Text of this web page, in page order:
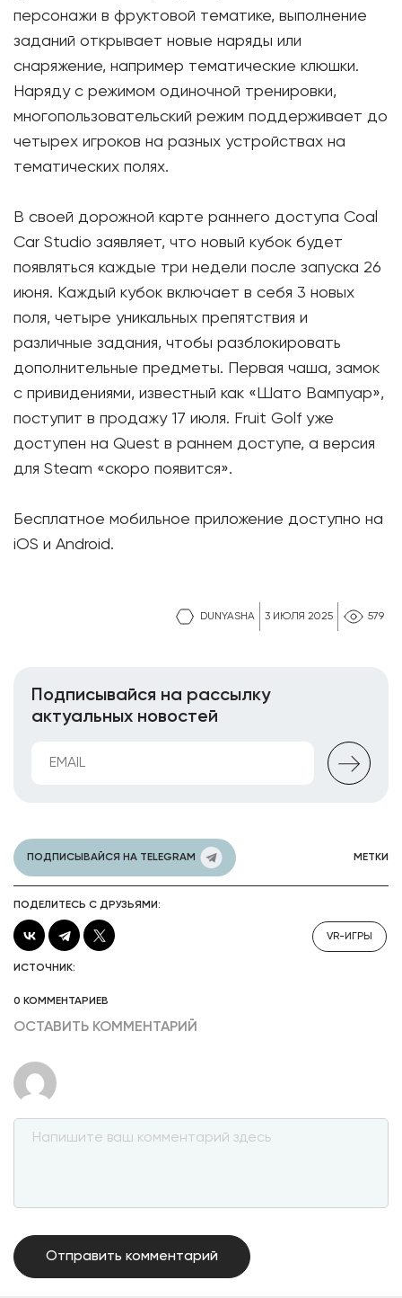
DUNYASHA 3 ИЮЛЯ 2025 579
персонажи в фруктовой тематике, выполнение
заданий открывает новые наряды или
снаряжение, например тематические клюшки.
Наряду с режимом одиночной тренировки,
многопользовательский режим поддерживает до
четырех игроков на разных устройствах на
тематических полях.
В своей дорожной карте раннего доступа Coal
Car Studio заявляет, что новый кубок будет
появляться каждые три недели после запуска 26
июня. Каждый кубок включает в себя 3 новых
поля, четыре уникальных препятствия и
различные задания, чтобы разблокировать
дополнительные предметы. Первая чаша, замок
с привидениями, известный как «Шато Вампуар»,
поступит в продажу 17 июля. Fruit Golf уже
доступен на Quest в раннем доступе, а версия
для Steam «скоро появится».
Бесплатное мобильное приложение доступно на
iOS и Android.
Подписывайся на рассылку
актуальных новостей
ПОДПИСЫВАЙСЯ НА TELEGRAM МЕТКИ
ПОДЕЛИТЕСЬ С ДРУЗЬЯМИ:
VR-ИГРЫ
ИСТОЧНИК:
0 КОММЕНТАРИЕВ
ОСТАВИТЬ КОММЕНТАРИЙ